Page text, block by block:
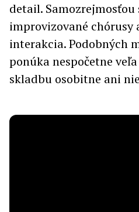
detail.
improvizované chórusy
interakcia. Podobných
ponúka nespočetne
skladbu osobitne ani